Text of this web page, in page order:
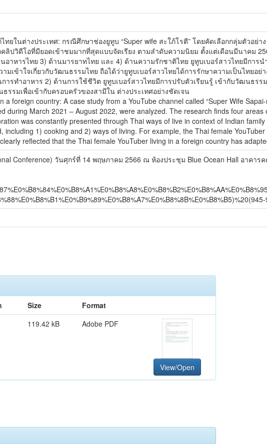
นต่างประเทศ: กรณีศึกษาช่องยูทูบ “Super wife สะใภ้โรตี” โดยคัดเลือกกลุ่มตัวอย่า
ลิปวิดีโอที่มียอดเข้าชมมากที่สุดแบบจัดเรียง ตามลำดับความนิยม ตั้งแต่เดือนมีนาคม
าหารไทย 3) ด้านมารยาทไทย และ 4) ด้านความรักชาติไทย ยูทูบเบอร์สาวไทยมีการ
ข้าใจเกี่ยวกับวัฒนธรรมไทย ถือได้ว่ายูทูบเบอร์สาวไทยได้การรักษาความเป็นไทยอ
ทำอาหาร 2) ด้านการใช้ชีวิต ยูทูบเบอร์สาวไทยมีการปรับตัวเรียนรู้ เข้ากับวัฒนธรร
รมเพื่อเข้ากับครอบครัวของสามีใน ต่างประเทศอย่างชัดเจน
foreign country: A case study from a YouTube channel called “Super Wife
March 2021 – August 2022, were analyzed. The research finds four
was constantly presented through Thai ways of live in context of Indian
1) cooking and 2) ways of living. For example, the Thai female
reflected that the Thai female YouTuber living in a foreign country has
Conference) วันศุกร์ที่ 14 พฤษภาคม 2566 ณ ห้องประชุม Blue Ocean Hall อาคา
Size
Format
119.42 kB Adobe PDF
View/Open